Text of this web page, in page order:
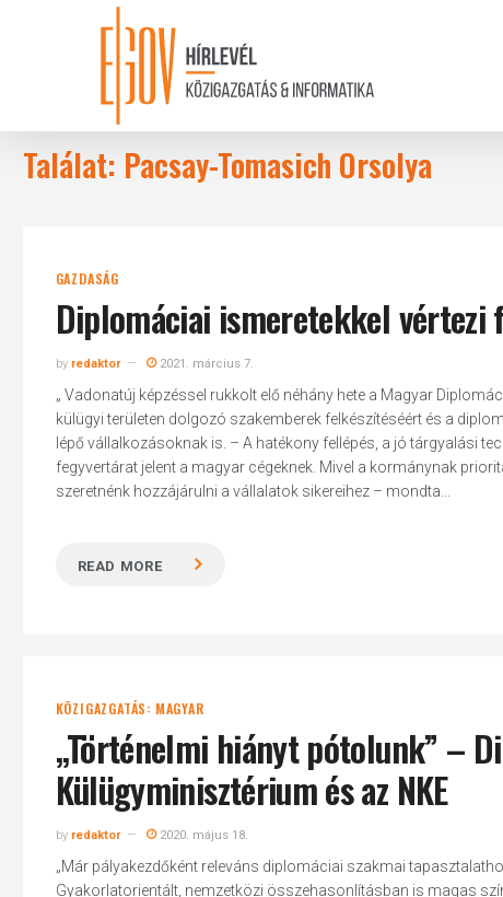
Találat: Pacsay-Tomasich Orsolya
GAZDASÁG
Diplomáciai ismeretekkel
by redaktor 2021. március 7.
„ Vadonatúj képzéssel rukkolt elő néhány hete a Magyar
külügyi területen dolgozó szakemberek felkészítéséért és a
lépő vállalkozásoknak is. – A hatékony fellépés, a jó tárgyalási
fegyvertárat jelent a magyar cégeknek. Mivel a kormánynak
szeretnénk hozzájárulni a vállalatok sikereihez – mondta...
READ MORE
KÖZIGAZGATÁS: MAGYAR
„Történelmi hiányt pótolunk” –
Külügyminisztérium és az NKE
by redaktor 2020. május 18.
„Már pályakezdőként releváns diplomáciai szakmai
Gyakorlatorientált, nemzetközi összehasonlításban is magas